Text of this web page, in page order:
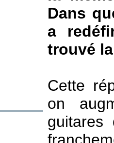
Dans
a
trouvé
Cette
on
guitares